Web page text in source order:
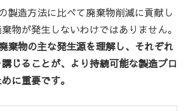
製造方法に比べて廃棄物削減に貢献し
物が発生しないわけではありません。
棄物の主な発生源を理解し、それぞれ
じることが、より持続可能な製造プロ
に重要です。